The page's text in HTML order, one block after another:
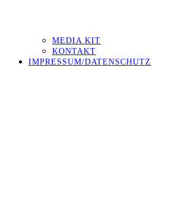
MEDIA KIT
KONTAKT
IMPRESSUM/DATENSCHUTZ